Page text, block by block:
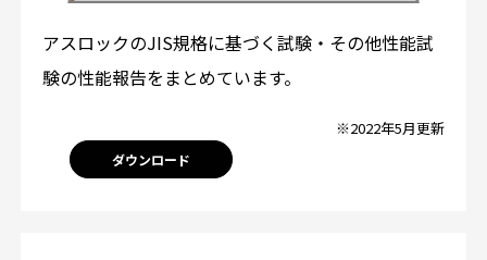
アスロックのJIS規格に基づく試験・その他性能試
験の性能報告をまとめています。
※2022年5月更新
ダウンロード